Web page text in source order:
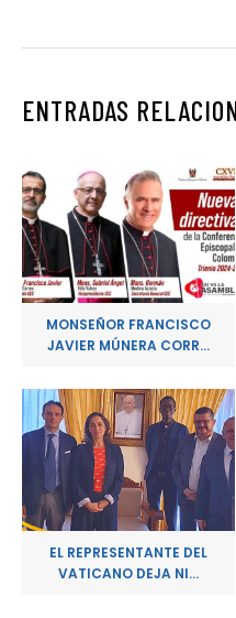
ENTRADAS
MONSEÑOR FRANCISCO
JAVIER MÚNERA CORR...
EL REPRESENTANTE DEL
VATICANO DEJA NI...